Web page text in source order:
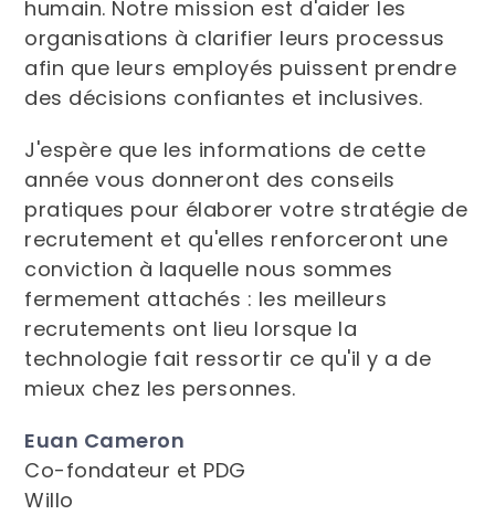
humain. Notre mission est d'aider les
organisations à clarifier leurs processus
afin que leurs employés puissent prendre
des décisions confiantes et inclusives.
J'espère que les informations de cette
année vous donneront des conseils
pratiques pour élaborer votre stratégie de
recrutement et qu'elles renforceront une
conviction à laquelle nous sommes
fermement attachés : les meilleurs
recrutements ont lieu lorsque la
technologie fait ressortir ce qu'il y a de
mieux chez les personnes.
Euan Cameron
Co-fondateur et PDG
Willo